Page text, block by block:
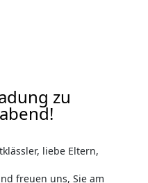
zu
liebe Eltern,
freuen uns, Sie am